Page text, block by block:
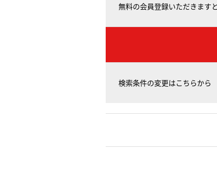
無料の会員登録いただきます
検索条件の変更はこちらから